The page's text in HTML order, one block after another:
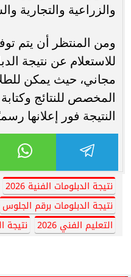
والزراعية والتجارية
ومن المنتظر أن يتم
مجاني، حيث يمكن
المخصص للنتائج
النتيجة فور إعلانها
نتيجة الدبلومات الفنية 2026
نتيجة الدبلومات برقم الجلوس
التعليم الفني 2026
نتيجة